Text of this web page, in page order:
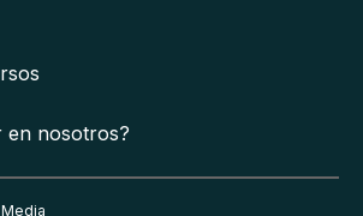
en nosotros?